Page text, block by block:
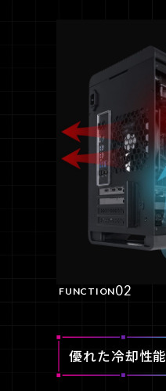
FUNCTION02
優れた冷却性能